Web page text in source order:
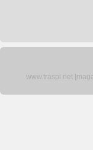
www.traspi.net